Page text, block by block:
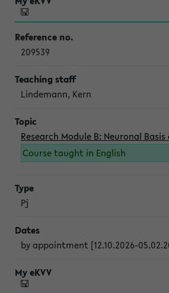
209539
Lindemann, Kern
Research Module B: Neuronal
Course taught in English
Pj
by appointment [12.10.2026-